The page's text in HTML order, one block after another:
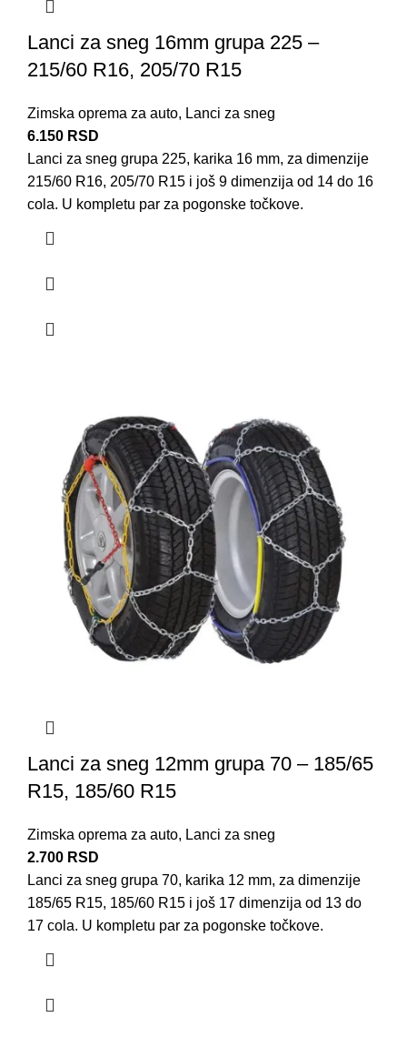
Lanci za sneg 16mm grupa 225 –
215/60 R16, 205/70 R15
Zimska oprema za auto, Lanci za sneg
6.150 RSD
Lanci za sneg grupa 225, karika 16 mm, za dimenzije
215/60 R16, 205/70 R15 i još 9 dimenzija od 14 do 16
cola. U kompletu par za pogonske točkove.
Lanci za sneg 12mm grupa 70 – 185/65
R15, 185/60 R15
Zimska oprema za auto, Lanci za sneg
2.700 RSD
Lanci za sneg grupa 70, karika 12 mm, za dimenzije
185/65 R15, 185/60 R15 i još 17 dimenzija od 13 do
17 cola. U kompletu par za pogonske točkove.